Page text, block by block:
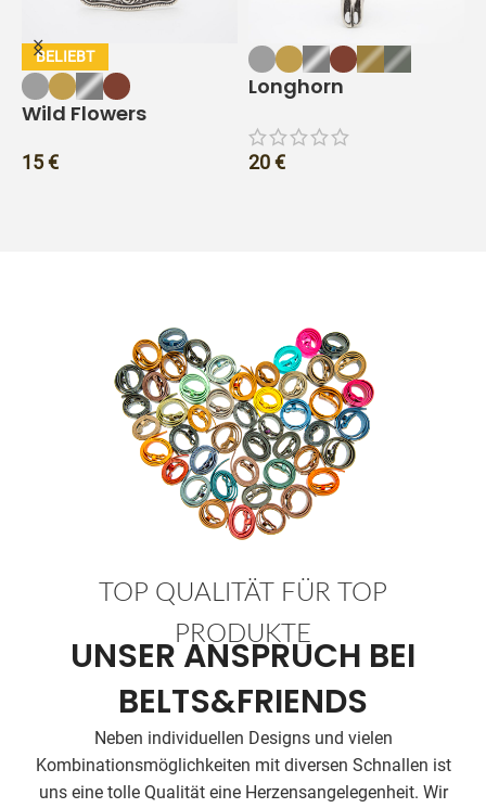
Wild Flowers
15€
Longhorn
20€
TOP QUALITÄT FÜR TOP
PRODUKTE
UNSER ANSPRUCH BEI
BELTS&FRIENDS
Neben individuellen Designs und vielen
Kombinationsmöglichkeiten mit diversen Schnallen ist
uns eine tolle Qualität eine Herzensangelegenheit. Wir